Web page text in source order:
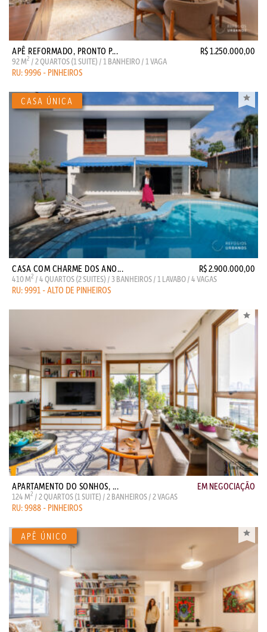
APÊ REFORMADO, PRONTO P... R$ 1.250.000,00
92 M2 / 2 QUARTOS (1 SUITE) / 1 BANHEIRO / 1 VAGA
RU: 9996 - PINHEIROS
CASA COM CHARME DOS ANO... R$ 2.900.000,00
410 M2 / 4 QUARTOS (2 SUITES) / 3 BANHEIROS / 1 LAVABO / 4 VAGAS
RU: 9991 - ALTO DE PINHEIROS
APARTAMENTO DO SONHOS, ... EM NEGOCIAÇÃO
124 M2 / 2 QUARTOS (1 SUITE) / 2 BANHEIROS / 2 VAGAS
RU: 9988 - PINHEIROS